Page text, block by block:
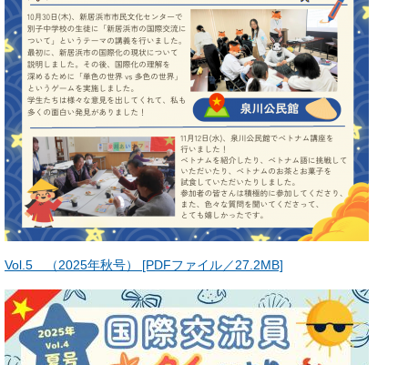
Vol.5 （2025年秋号） [PDFファイル／27.2MB]